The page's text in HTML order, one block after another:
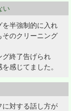
い
を半強制的に入れ
そのクリーニング
グ終了告げられ
感じてました。
に対する話し方が